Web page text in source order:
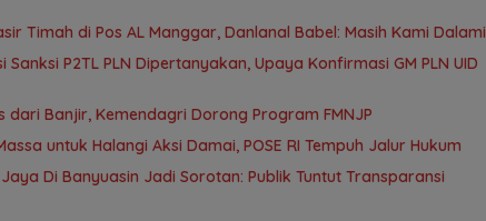
Timah di Pos AL Manggar, Danlanal Babel: Masih Kami Dalami
P2TL PLN Dipertanyakan, Upaya Konfirmasi GM PLN UID
dari Banjir, Kemendagri Dorong Program FMNJP
untuk Halangi Aksi Damai, POSE RI Tempuh Jalur Hukum
Di Banyuasin Jadi Sorotan: Publik Tuntut Transparansi